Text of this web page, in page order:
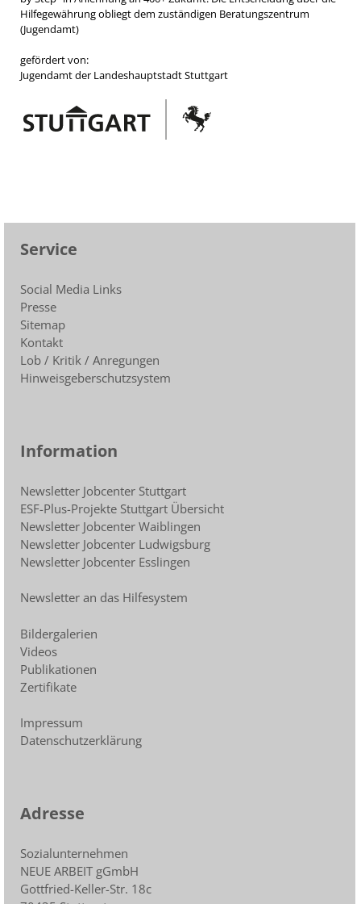
Hilfegewährung obliegt dem zuständigen Beratungszentrum
(Jugendamt)
gefördert von:
Jugendamt der Landeshauptstadt Stuttgart
Service
Social Media Links
Presse
Sitemap
Kontakt
Lob / Kritik / Anregungen
Hinweisgeberschutzsystem
Information
Newsletter Jobcenter Stuttgart
ESF-Plus-Projekte Stuttgart Übersicht
Newsletter Jobcenter Waiblingen
Newsletter Jobcenter Ludwigsburg
Newsletter Jobcenter Esslingen
Newsletter an das Hilfesystem
Bildergalerien
Videos
Publikationen
Zertifikate
Impressum
Datenschutzerklärung
Adresse
Sozialunternehmen
NEUE ARBEIT gGmbH
Gottfried-Keller-Str. 18c